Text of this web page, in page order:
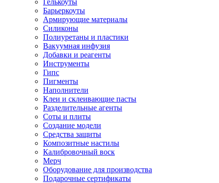
Гелькоуты
Барьеркоуты
Армирующие материалы
Силиконы
Полиуретаны и пластики
Вакуумная инфузия
Добавки и реагенты
Инструменты
Гипс
Пигменты
Наполнители
Клеи и склеивающие пасты
Разделительные агенты
Соты и плиты
Создание модели
Средства защиты
Композитные настилы
Калибровочный воск
Мерч
Оборудование для производства
Подарочные сертификаты